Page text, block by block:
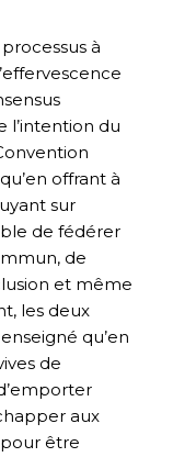
à
l’intention du
offrant à
sur
de fédérer
de
et même
les deux
qu’en
de
aux
être